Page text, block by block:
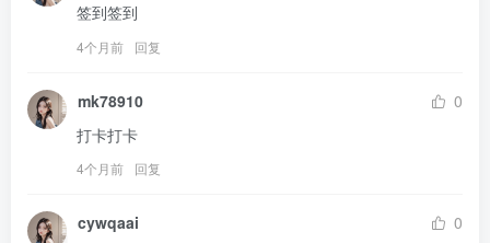
签到签到
4个月前 回复
mk78910
0
打卡打卡
4个月前 回复
cywqaai
0